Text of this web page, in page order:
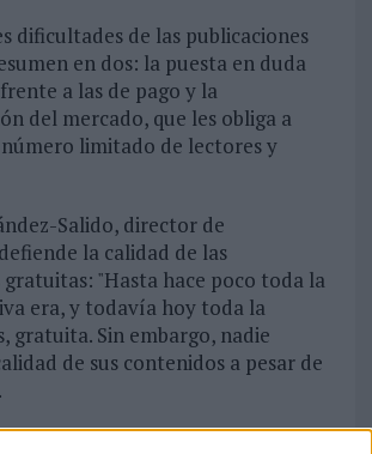
dificultades de las publicaciones
en dos: la puesta en duda
a las de pago y la
del mercado, que les obliga a
limitado de lectores y
Salido, director de
la calidad de las
"Hasta hace poco toda la
era, y todavía hoy toda la
gratuita. Sin embargo, nadie
de sus contenidos a pesar de